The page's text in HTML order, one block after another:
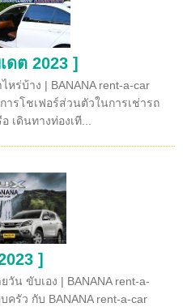
ต 2023 ]
ร่บ้าง | BANANA rent-a-car
ารโชเฟอร์ส่วนตัวในการเช่ารถ
เดินทางท่องเที...
]
วัน ขับเอง | BANANA rent-a-
ครัว กับ BANANA rent-a-car